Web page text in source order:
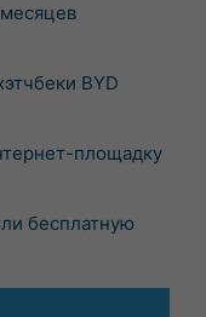
BYD
площадку
бесплатную